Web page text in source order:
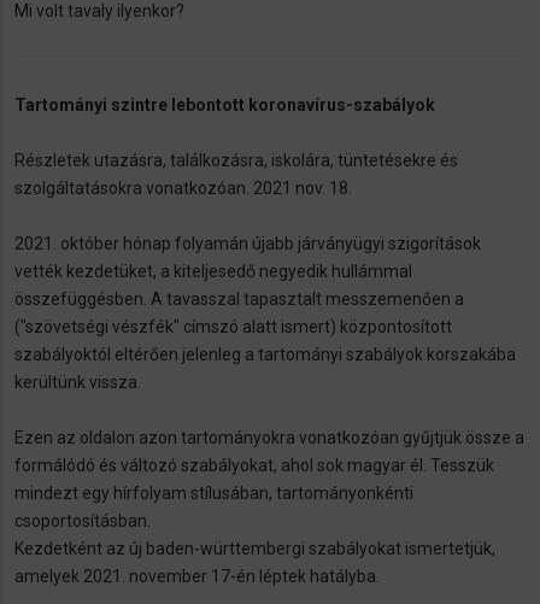
Mi volt tavaly ilyenkor?
Tartományi szintre lebontott koronavírus-szabályok
Részletek utazásra, találkozásra, iskolára, tüntetésekre és
szolgáltatásokra vonatkozóan. 2021 nov. 18.
2021. október hónap folyamán újabb járványügyi szigorítások
vették kezdetüket, a kiteljesedő negyedik hullámmal
összefüggésben. A tavasszal tapasztalt messzemenően a
("szövetségi vészfék" címszó alatt ismert) központosított
szabályoktól eltérően jelenleg a tartományi szabályok korszakába
kerültünk vissza.
Ezen az oldalon azon tartományokra vonatkozóan gyűjtjük össze a
formálódó és változó szabályokat, ahol sok magyar él. Tesszük
mindezt egy hírfolyam stílusában, tartományonkénti
csoportosításban.
Kezdetként az új baden-württembergi szabályokat ismertetjük,
amelyek 2021. november 17-én léptek hatályba.